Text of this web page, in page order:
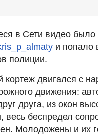
в Сети видео было
и попало
полиции.
кортеж двигался с
движения:
друга, из окон
весь беспредел
Молодожены и их